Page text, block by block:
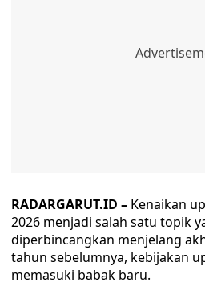
RADARGARUT.ID – Kenaikan
2026 menjadi salah satu topik
diperbincangkan menjelang
tahun sebelumnya, kebijakan
memasuki babak baru.